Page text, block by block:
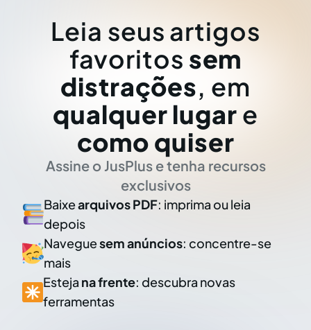
Leia seus artigos
favoritos sem
distrações, em
qualquer lugar e
como quiser
Assine o JusPlus e tenha recursos
exclusivos
Baixearquivos PDF: imprima ou leia
depois
Naveguesem anúncios: concentre-se
mais
Esteja na frente: descubra novas
ferramentas